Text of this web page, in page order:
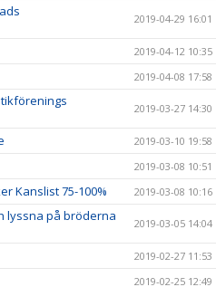
2019-04-29 16:01
2019-04-12 10:35
2019-04-08 17:58
2019-03-27 14:30
2019-03-10 19:58
2019-03-08 10:51
Kanslist 75-100% 2019-03-08 10:16
lyssna på bröderna
2019-03-05 14:04
2019-02-27 11:53
2019-02-25 12:49